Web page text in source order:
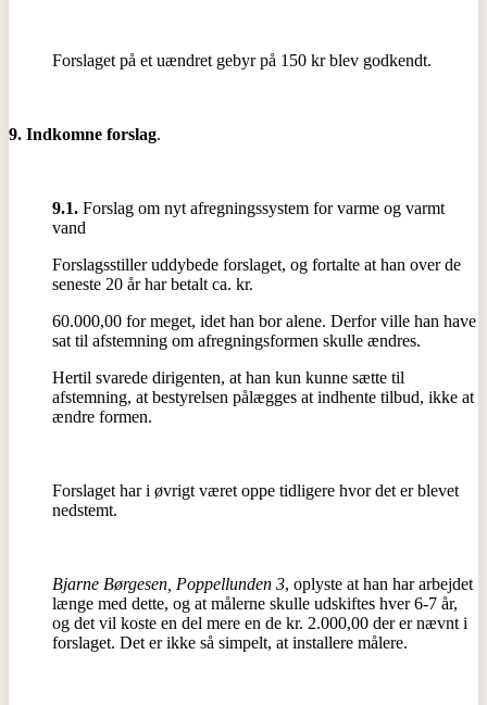
Forslaget på et uændret gebyr på 150 kr blev godkendt.
9. Indkomne forslag.
9.1. Forslag om nyt afregningssystem for varme og varmt
vand
Forslagsstiller uddybede forslaget, og fortalte at han over de
seneste 20 år har betalt ca. kr.
60.000,00 for meget, idet han bor alene. Derfor ville han have
sat til afstemning om afregningsformen skulle ændres.
Hertil svarede dirigenten, at han kun kunne sætte til
afstemning, at bestyrelsen pålægges at indhente tilbud, ikke at
ændre formen.
Forslaget har i øvrigt været oppe tidligere hvor det er blevet
nedstemt.
Bjarne Børgesen, Poppellunden 3, oplyste at han har arbejdet
længe med dette, og at målerne skulle udskiftes hver 6-7 år,
og det vil koste en del mere en de kr. 2.000,00 der er nævnt i
forslaget. Det er ikke så simpelt, at installere målere.